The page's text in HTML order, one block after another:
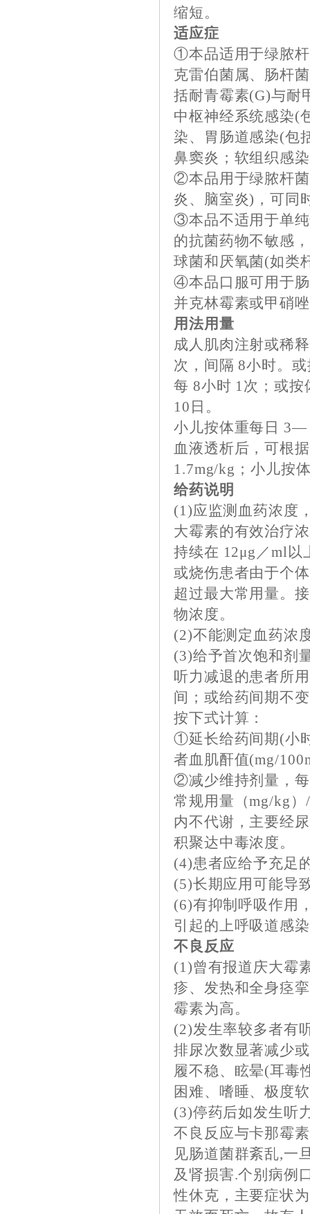
缩短。
适应症
①本品适用于绿脓
克雷伯菌属、肠杆
括耐青霉素(G)与耐
中枢神经系统感染(
染、胃肠道感染(包
鼻窦炎；软组织感
②本品用于绿脓杆
炎、脑室炎)，可同
③本品不适用于单
的抗菌药物不敏感
球菌和厌氧菌(如类
④本品口服可用于
并克林霉素或甲硝
用法用量
成人肌肉注射或稀
次，间隔 8小时。
每 8小时 1次；或按
10日。
小儿按体重每日
血液透析后，可根
1.7mg/kg；小儿按
给药说明
(1)应监测血药浓度
大霉素的有效治疗
持续在 12μg／ml以
或烧伤患者由于个
超过最大常用量。
物浓度。
(2)不能测定血药浓
(3)给予首次饱和剂
听力减退的患者所
间；或给药间期不
按下式计算：
①延长给药间期(小
者血肌酐值(mg/
②减少维持剂量，
常规用量（mg/kg
内不代谢，主要经
积聚达中毒浓度。
(4)患者应给予充足
(5)长期应用可能导
(6)有抑制呼吸作用
引起的上呼吸道感
不良反应
(1)曾有报道庆大霉
疹、发热和全身痉
霉素为高。
(2)发生率较多者有
排尿次数显著减少
履不稳、眩晕(耳毒
困难、嗜睡、极度
(3)停药后如发生听
不良反应与卡那霉
见肠道菌群紊乱,一
及肾损害.个别病例
性休克，主要症状